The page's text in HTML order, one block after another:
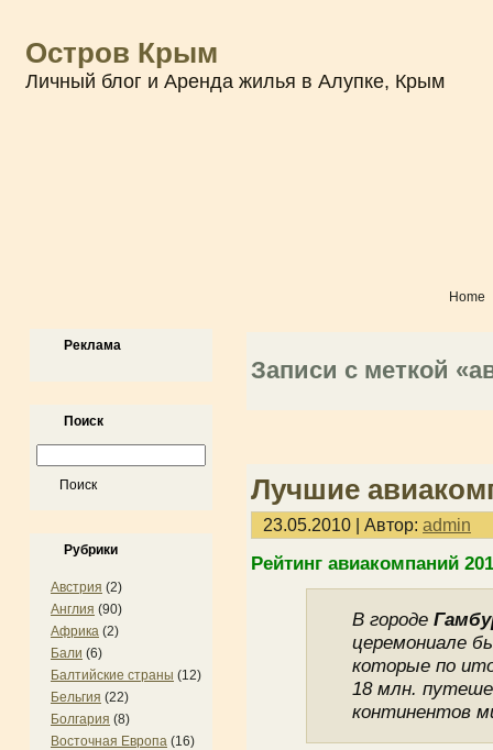
Остров Крым
Личный блог и Аренда жилья в Алупке, Крым
Home
Реклама
Поиск
Рубрики
Австрия (2)
Англия (90)
Африка (2)
Бали (6)
Балтийские страны (12)
Бельгия (22)
Болгария (8)
Восточная Европа (16)
Записи с меткой
Лучшие
23.05.2010 | Автор: admin
Рейтинг авиакомпаний
В городе
церемониале
которые по
18 млн.
континентов